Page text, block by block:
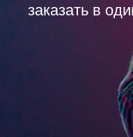
заказать в